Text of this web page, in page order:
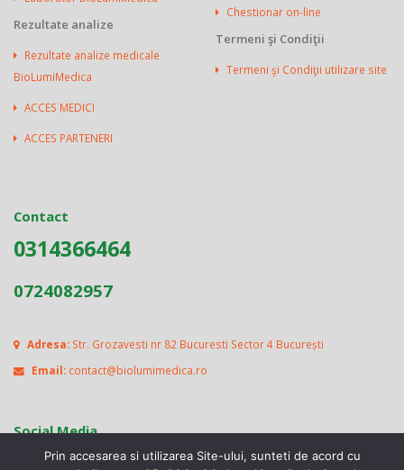
Rezultate analize
Rezultate analize medicale
BioLumiMedica
ACCES MEDICI
ACCES PARTENERI
Chestionar on-line
Termeni şi Condiţii
Termeni şi Condiţii utilizare site
Contact
0314366464
0724082957
Adresa: Str. Grozavesti nr 82 Bucuresti Sector 4 București
Email: contact@biolumimedica.ro
Social Media
Prin accesarea si utilizarea Site-ului, sunteti de acord cu